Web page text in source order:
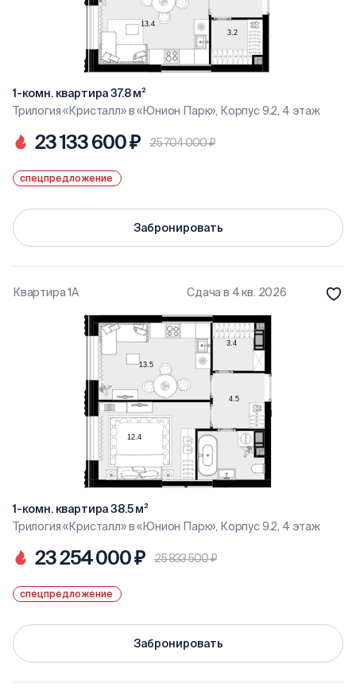
1-комн. квартира 37.8 м²
Трилогия «Кристалл» в «Юнион Парк», Корпус 9.2, 4 этаж
23 133 600 ₽ 25 704 000 ₽
спецпредложение
Забронировать
Квартира 1А Сдача в 4 кв. 2026
1-комн. квартира 38.5 м²
Трилогия «Кристалл» в «Юнион Парк», Корпус 9.2, 4 этаж
23 254 000 ₽ 25 833 500 ₽
спецпредложение
Забронировать